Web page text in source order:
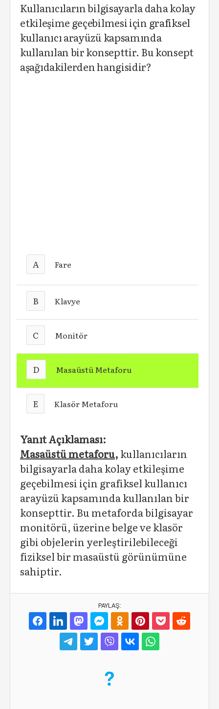
Kullanıcıların bilgisayarla daha kolay
etkileşime geçebilmesi için grafiksel
kullanıcı arayüzü kapsamında
kullanılan bir konsepttir. Bu konsept
aşağıdakilerden hangisidir?
A Fare
B Klavye
C Monitör
D Masaüstü Metaforu
E Klasör Metaforu
Yanıt Açıklaması:
Masaüstü metaforu, kullanıcıların
bilgisayarla daha kolay etkileşime
geçebilmesi için grafiksel kullanıcı
arayüzü kapsamında kullanılan bir
konsepttir. Bu metaforda bilgisayar
monitörü, üzerine belge ve klasör
gibi objelerin yerleştirilebileceği
fiziksel bir masaüstü görünümüne
sahiptir.
PAYLAŞ: